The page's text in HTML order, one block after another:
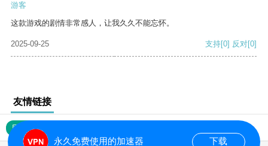
游客
这款游戏的剧情非常感人，让我久久不能忘怀。
2025-09-25 支持[0] 反对[0]
友情链接
网站地图
永久免费使用的加速器 下载